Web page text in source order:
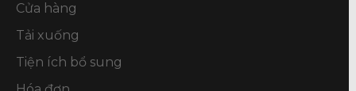
Cửa hàng
Tải xuống
Tiện ích bổ sung